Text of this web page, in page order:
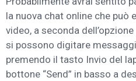
la nuova chat online che può
video, a seconda
si possono digitare
premendo il tasto Invio del
bottone “Send” in basso a